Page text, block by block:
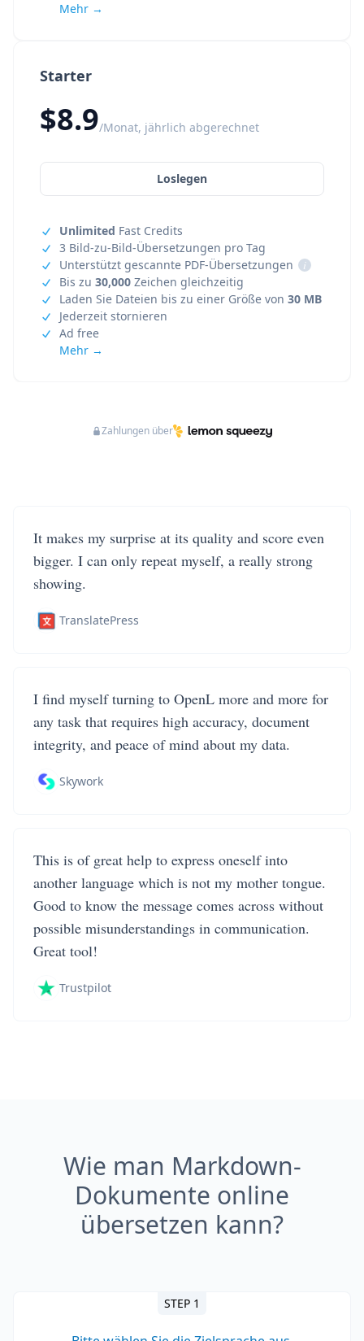
Starter
$8.9/Monat, jährlich abgerechnet
Loslegen
Unlimited Fast Credits
3 Bild-zu-Bild-Übersetzungen pro Tag
Unterstützt gescannte PDF-Übersetzungen
i
Bis zu 30,000 Zeichen gleichzeitig
Laden Sie Dateien bis zu einer Größe von 30 MB
Jederzeit stornieren
Ad free
Mehr →
Mehr →
Zahlungen über
It makes my surprise at its quality and score even
bigger. I can only repeat myself, a really strong
showing.
TranslatePress
I find myself turning to OpenL more and more for
any task that requires high accuracy, document
integrity, and peace of mind about my data.
Skywork
This is of great help to express oneself into
another language which is not my mother tongue.
Good to know the message comes across without
possible misunderstandings in communication.
Great tool!
Trustpilot
Wie man Markdown-
Dokumente online
übersetzen kann?
STEP 1